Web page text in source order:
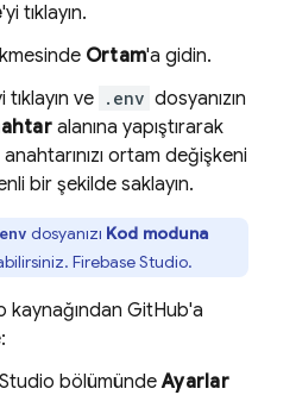
'yi tıklayın.
Ortam'a gidin.
tıklayın ve .env dosyanızın
alanına yapıştırarak
ortam değişkeni
bir şekilde saklayın.
dosyanızı Kod moduna
Firebase Studio.
kaynağından GitHub'a
bölümündeAyarlar